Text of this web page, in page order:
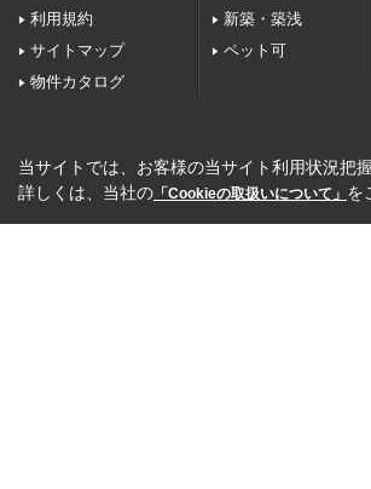
利用規約
サイトマップ
物件カタログ
新築・築浅
ペット可
当サイトでは、お客様の当サイト利用状況把
詳しくは、当社の 「Cookieの取扱いについて」 を